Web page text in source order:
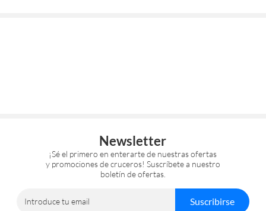
Newsletter
¡Sé el primero en enterarte de nuestras ofertas
y promociones de cruceros! Suscríbete a nuestro
boletín de ofertas.
Introduce tu email Suscribirse